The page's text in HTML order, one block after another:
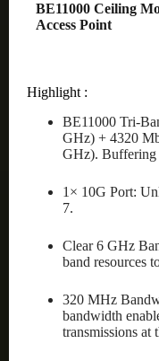
BE11000 Ceiling
Access Point
Highlight :
BE11000 Tri-
GHz) + 4320
GHz). Buffering
1× 10G Port:
7.
Clear 6 GHz
band resources
320 MHz
bandwidth
transmissions at